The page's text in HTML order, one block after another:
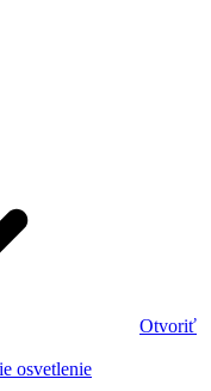
Otvoriť
osvetlenie